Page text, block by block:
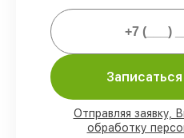
Гарантии на
оптических
присутствии
90%запчастей
остальные
Отправляя заявку,
обработку